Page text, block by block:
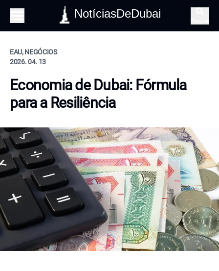
NotíciasDeDubai
EAU, NEGÓCIOS
2026. 04. 13
Economia de Dubai: Fórmula
para a Resiliência